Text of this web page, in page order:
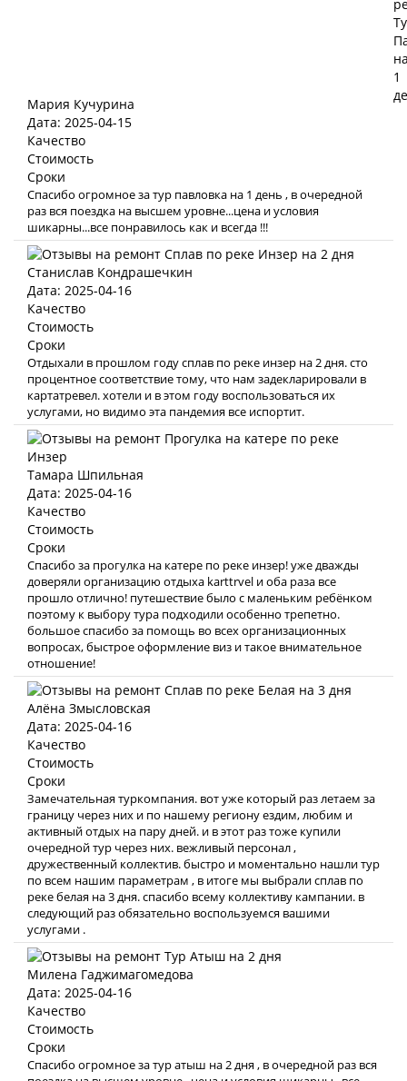
Мария Кучурина
Дата: 2025-04-15
Качество
Стоимость
Сроки
Спасибо огромное за тур павловка на 1 день , в очередной
раз вся поездка на высшем уровне...цена и условия
шикарны...все понравилось как и всегда !!!
Станислав Кондрашечкин
Дата: 2025-04-16
Качество
Стоимость
Сроки
Отдыхали в прошлом году сплав по реке инзер на 2 дня. сто
процентное соответствие тому, что нам задекларировали в
картатревел. хотели и в этом году воспользоваться их
услугами, но видимо эта пандемия все испортит.
Тамара Шпильная
Дата: 2025-04-16
Качество
Стоимость
Сроки
Спасибо за прогулка на катере по реке инзер! уже дважды
доверяли организацию отдыха karttrvel и оба раза все
прошло отлично! путешествие было с маленьким ребёнком
поэтому к выбору тура подходили особенно трепетно.
большое спасибо за помощь во всех организационных
вопросах, быстрое оформление виз и такое внимательное
отношение!
Алёна Змысловская
Дата: 2025-04-16
Качество
Стоимость
Сроки
Замечательная туркомпания. вот уже который раз летаем за
границу через них и по нашему региону ездим, любим и
активный отдых на пару дней. и в этот раз тоже купили
очередной тур через них. вежливый персонал ,
дружественный коллектив. быстро и моментально нашли тур
по всем нашим параметрам , в итоге мы выбрали сплав по
реке белая на 3 дня. спасибо всему коллективу кампании. в
следующий раз обязательно воспользуемся вашими
услугами .
Милена Гаджимагомедова
Дата: 2025-04-16
Качество
Стоимость
Сроки
Спасибо огромное за тур атыш на 2 дня , в очередной раз вся